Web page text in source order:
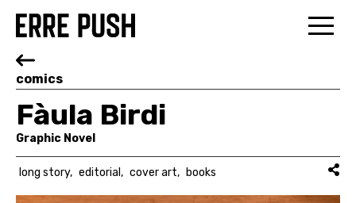
comics
Fàula Birdi
Graphic Novel
long story editorial cover art books